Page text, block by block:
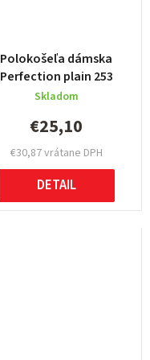
Polokošeľa dámska
Perfection plain 253
Skladom
€30,87 vrátane DPH
€25,10
DETAIL